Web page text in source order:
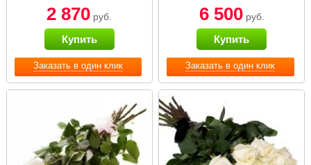
Заказать в один клик
2 870 руб.
Купить
Заказать в один клик
6 500руб.
Купить